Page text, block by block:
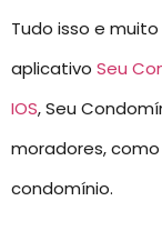
Tudo isso e
aplicativo Seu
IOS, Seu
moradores,
condomínio.